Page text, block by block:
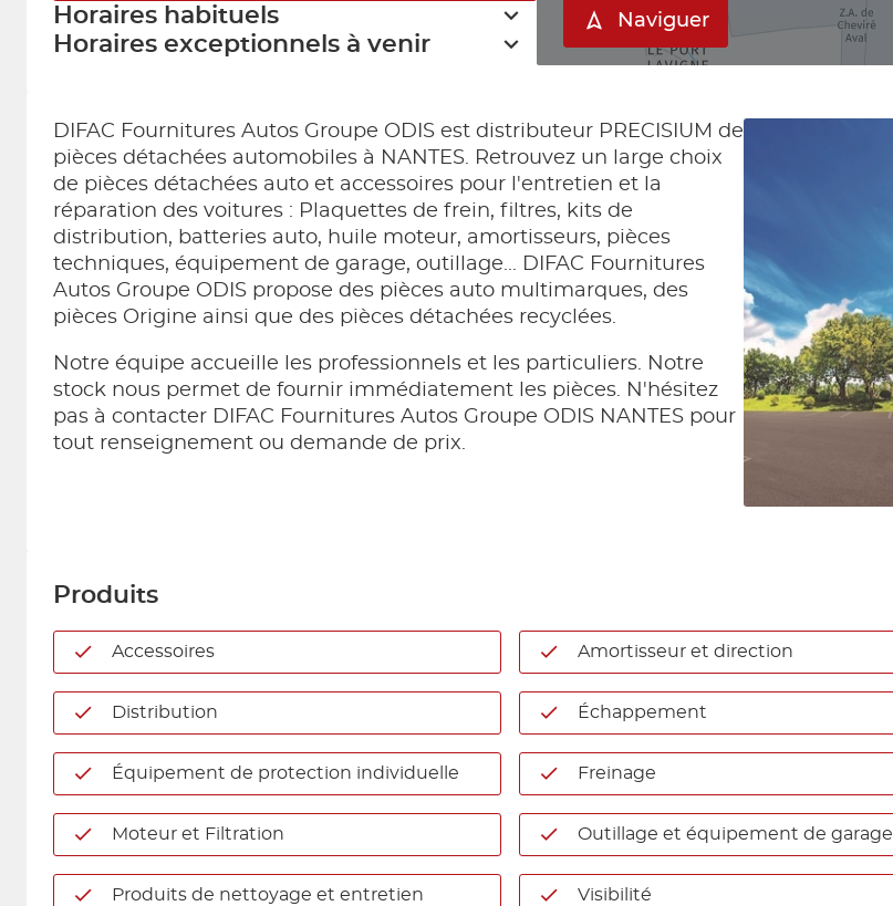
Horaires habituels
Horaires exceptionnels à venir
Naviguer
DIFAC Fournitures Autos Groupe ODIS est distributeur PRECISIUM de
pièces détachées automobiles à NANTES. Retrouvez un large choix
de pièces détachées auto et accessoires pour l'entretien et la
réparation des voitures : Plaquettes de frein, filtres, kits de
distribution, batteries auto, huile moteur, amortisseurs, pièces
techniques, équipement de garage, outillage... DIFAC Fournitures
Autos Groupe ODIS propose des pièces auto multimarques, des
pièces Origine ainsi que des pièces détachées recyclées.
Notre équipe accueille les professionnels et les particuliers. Notre
stock nous permet de fournir immédiatement les pièces. N'hésitez
pas à contacter DIFAC Fournitures Autos Groupe ODIS NANTES pour
tout renseignement ou demande de prix.
Produits
Accessoires Amortisseur et direction
Distribution Échappement
Équipement de protection individuelle Freinage
Moteur et Filtration Outillage et équipement de garage
Produits de nettoyage et entretien Visibilité